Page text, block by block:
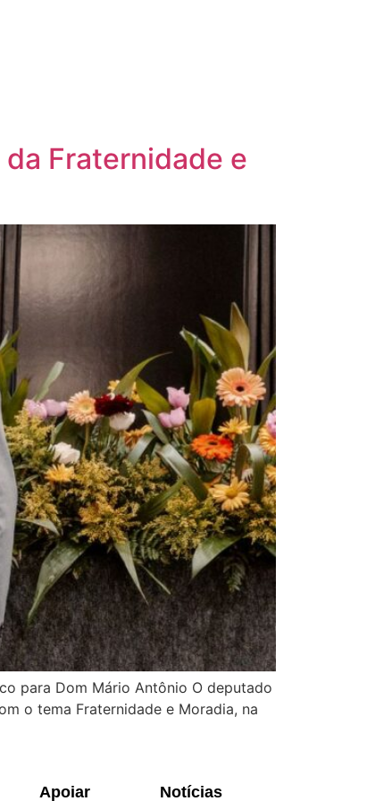
Fraternidade e
para Dom Mário Antônio O deputado
o tema Fraternidade e Moradia, na
Apoiar Notícias